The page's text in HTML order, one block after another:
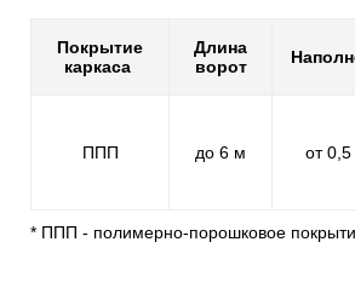
Покрытие
каркаса
Длина
ворот
ППП до 6 м от
* ППП - полимерно-порошковое